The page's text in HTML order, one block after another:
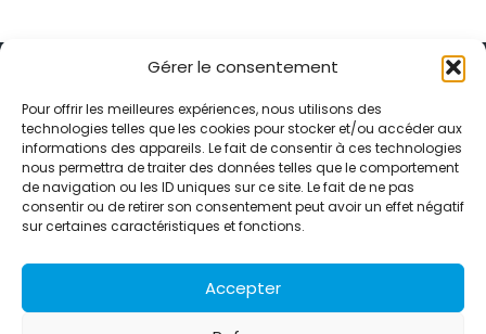
Gérer le consentement
Pour offrir les meilleures expériences, nous utilisons des
technologies telles que les cookies pour stocker et/ou accéder aux
informations des appareils. Le fait de consentir à ces technologies
nous permettra de traiter des données telles que le comportement
de navigation ou les ID uniques sur ce site. Le fait de ne pas
consentir ou de retirer son consentement peut avoir un effet négatif
sur certaines caractéristiques et fonctions.
Accepter
Alternative Média est une agence de relations presse et de
relations publiques basée à Grenoble. Depuis 1995, elle conçoit et
pilote des stratégies de visibilité en France et à l’international
grâce à un réseau d’agences partenaires.